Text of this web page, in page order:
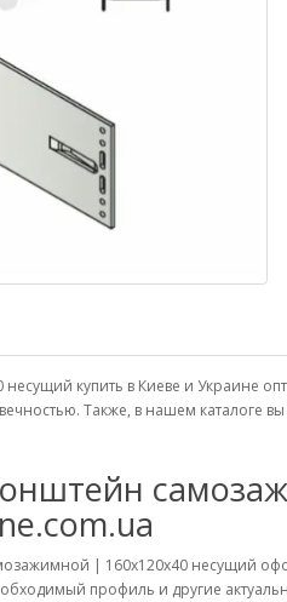
купить в Киеве и Украине
Также, в нашем
| 160х120х40 несущий
профиль и другие